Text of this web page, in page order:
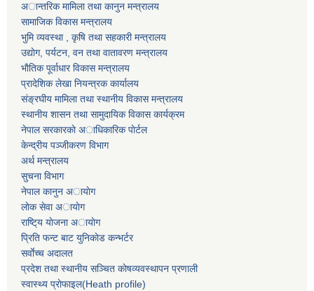
अान्तरिक मामिला तथा कानुन मन्त्रालय
सामाजिक विकास मन्त्रालय
भुमि व्यवस्था , कृषि तथा सहकारी मन्त्रालय
उद्याेग, पर्यटन, वन तथा वातावरण मन्त्रालय
भाैतिक पूर्वाधार विकास मन्त्रालय
प्रादेशिक लेखा नियन्त्रक कार्यालय
संङ्रघीय मामिला तथा स्थानीय विकास मन्त्रालय
स्थानीय शासन तथा सामुदायिक विकास कार्यक्रम
नेपाल सरकारकाे अाधिकारिक पाेर्टल
केन्द्रीय पञ्जीकरण विभाग
अर्थ मन्त्रालय
सुचना विभाग
नेपाल कानुन अायाेग
लाेक सेवा अायाेग
राष्टि्य याेजना अायाेग
प्रिति फन्ट बाट युनिकाेड कन्भर्टर
सर्वाेच्च अदालत
प्रदेश तथा स्थानीय सञ्चित काेषव्यवस्थापन प्रणाली
स्वास्थ्य प्राेफाइल(Heath profile)